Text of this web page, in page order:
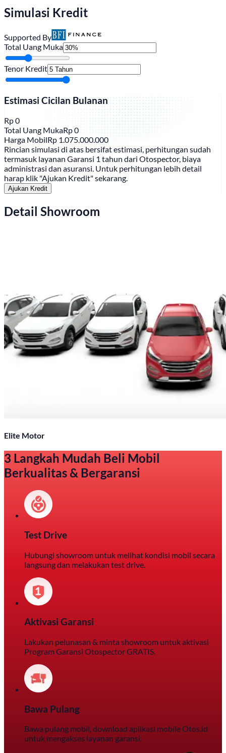
Simulasi Kredit
Supported By
Total Uang Muka
Tenor Kredit
Estimasi Cicilan Bulanan
Rp0
Total Uang MukaRp0
Harga MobilRp 1.075.000.000
Rincian simulasi di atas bersifat estimasi, perhitungan sudah
termasuk layanan Garansi 1 tahun dari Otospector, biaya
administrasi dan asuransi. Untuk perhitungan lebih detail
harap klik "Ajukan Kredit" sekarang.
Ajukan Kredit
Detail Showroom
Elite Motor
3 Langkah Mudah Beli Mobil
Berkualitas & Bergaransi
Test Drive
Hubungi showroom untuk melihat kondisi mobil secara
langsung dan melakukan test drive.
Aktivasi Garansi
Lakukan pelunasan & minta showroom untuk aktivasi
Program Garansi Otospector GRATIS.
Bawa Pulang
Bawa pulang mobil, download aplikasi mobile Otos.id
untuk mengakses layanan garansi.